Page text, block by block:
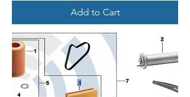
Add to Cart